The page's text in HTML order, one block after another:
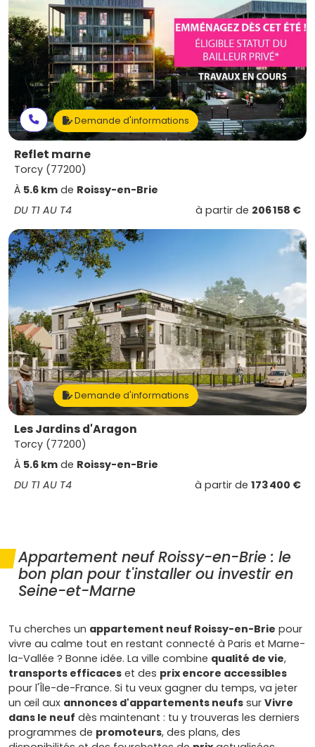
Demande d'informations
Reflet marne
Torcy (77200)
À 5.6 km de Roissy-en-Brie
DU T1 AU T4
à partir de 206 158 €
Demande d'informations
Les Jardins d'Aragon
Torcy (77200)
À 5.6 km de Roissy-en-Brie
DU T1 AU T4
à partir de 173 400 €
Appartement neuf Roissy-en-Brie : le
bon plan pour t'installer ou investir en
Seine-et-Marne
Tu cherches un appartement neuf Roissy-en-Brie pour
vivre au calme tout en restant connecté à Paris et Marne-
la-Vallée ? Bonne idée. La ville combine qualité de vie,
transports efficaces et des prix encore accessibles
pour l'Île-de-France. Si tu veux gagner du temps, va jeter
un œil aux annonces d'appartements neufs sur Vivre
dans le neuf dès maintenant : tu y trouveras les derniers
programmes de promoteurs, des plans, des